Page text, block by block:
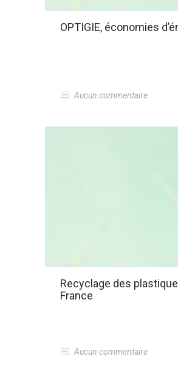
OPTIGIE, économies
Aucun commentaire
Recyclage des
France
Aucun commentaire